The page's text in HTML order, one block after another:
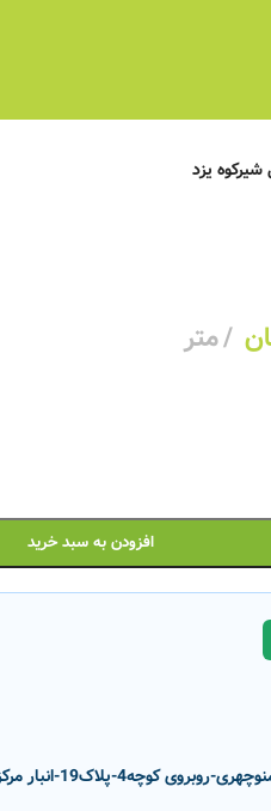
متر
افزودن به سبد خرید
پلاک19-انبار مرکزی پارسانور